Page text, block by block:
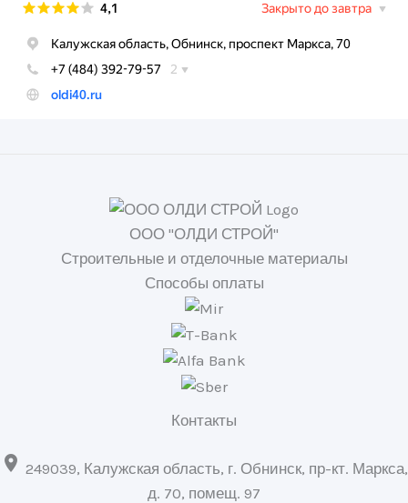
ООО "ОЛДИ СТРОЙ"
Строительные и отделочные материалы
Способы оплаты
Контакты
 249039, Калужская область, г. Обнинск, пр-кт. Маркса,
д. 70, помещ. 97